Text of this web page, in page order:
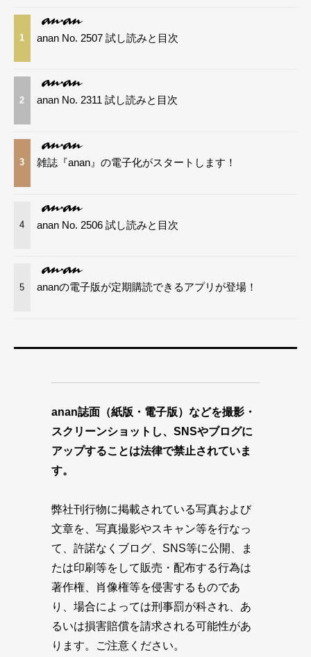
1 anan No. 2507 試し読みと目次
2 anan No. 2311 試し読みと目次
3 雑誌『anan』の電子化がスタートします！
4 anan No. 2506 試し読みと目次
5 ananの電子版が定期購読できるアプリが登場！
anan誌面（紙版・電子版）などを撮影・
スクリーンショットし、SNSやブログに
アップすることは法律で禁止されていま
す。
弊社刊行物に掲載されている写真および
文章を、写真撮影やスキャン等を行なっ
て、許諾なくブログ、SNS等に公開、ま
たは印刷等をして販売・配布する行為は
著作権、肖像権等を侵害するものであ
り、場合によっては刑事罰が科され、あ
るいは損害賠償を請求される可能性があ
ります。ご注意ください。